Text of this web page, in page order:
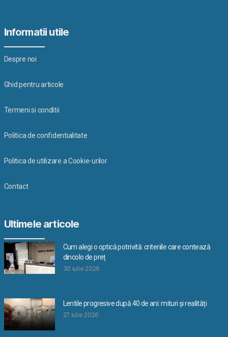
Informatii utile
Despre noi
Ghid pentru articole
Termeni si conditii
Politica de confidentialitate
Politica de utilizare a Cookie-urilor
Contact
Ultimele articole
Cum alegi o optică potrivită: criteriile care contează
dincolo de preț
30 iulie 2026
Lentile progresive după 40 de ani: mituri și realități
27 iulie 2026